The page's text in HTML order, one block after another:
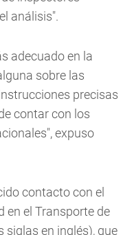
análisis".
adecuado en la
sobre las
precisas
contar con los
expuso
contacto con el
en el Transporte de
siglas en inglés), que